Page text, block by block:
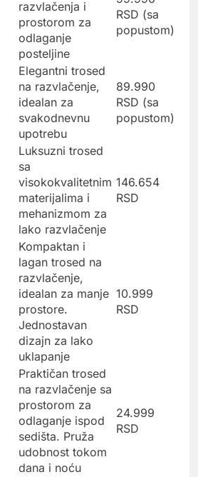
razvlačenja i
prostorom za
odlaganje
posteljine
RSD (sa
popustom)
Elegantni trosed
na razvlačenje,
idealan za
svakodnevnu
upotrebu
89.990
RSD (sa
popustom)
Luksuzni trosed
sa
visokokvalitetnim
materijalima i
mehanizmom za
lako razvlačenje
146.654
RSD
Kompaktan i
lagan trosed na
razvlačenje,
idealan za manje
prostore.
Jednostavan
dizajn za lako
uklapanje
10.999
RSD
Praktičan trosed
na razvlačenje sa
prostorom za
odlaganje ispod
sedišta. Pruža
udobnost tokom
dana i noću
24.999
RSD